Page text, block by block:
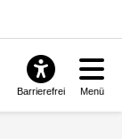
Barrierefrei Menü